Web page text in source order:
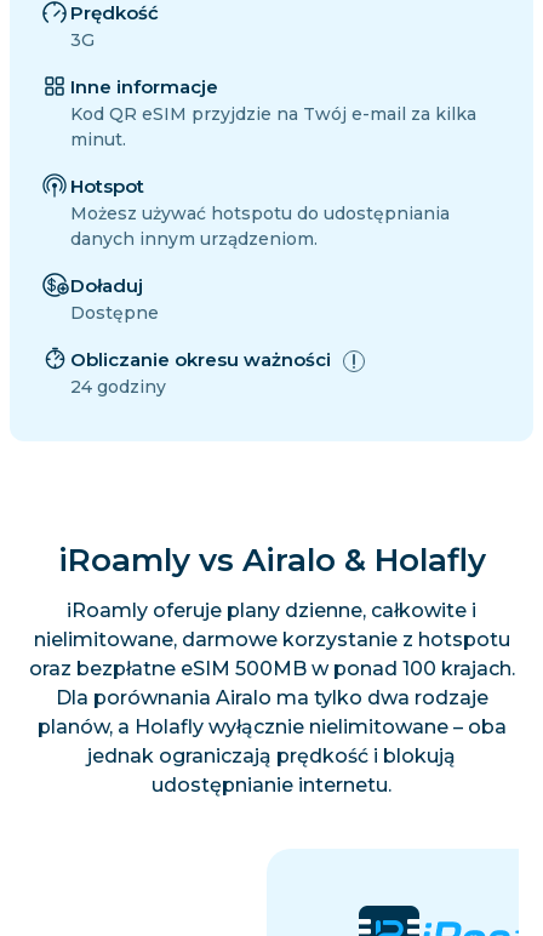
Prędkość
3G
Inne informacje
Kod QR eSIM przyjdzie na Twój e-mail za kilka
minut.
Hotspot
Możesz używać hotspotu do udostępniania
danych innym urządzeniom.
Doładuj
Dostępne
Obliczanie okresu ważności
24 godziny
iRoamly vs Airalo & Holafly
iRoamly oferuje plany dzienne, całkowite i
nielimitowane, darmowe korzystanie z hotspotu
oraz bezpłatne eSIM 500MB w ponad 100 krajach.
Dla porównania Airalo ma tylko dwa rodzaje
planów, a Holafly wyłącznie nielimitowane – oba
jednak ograniczają prędkość i blokują
udostępnianie internetu.